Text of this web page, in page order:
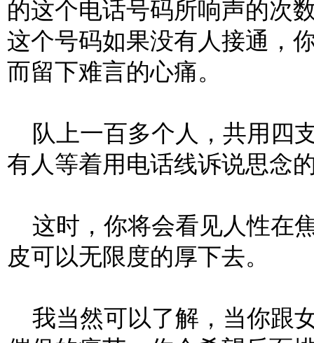
的这个电话号码所响声的次
这个号码如果没有人接通，
而留下难言的心痛。
队上一百多个人，共用四
有人等着用电话线诉说思念
这时，你将会看见人性在
皮可以无限度的厚下去。
我当然可以了解，当你跟